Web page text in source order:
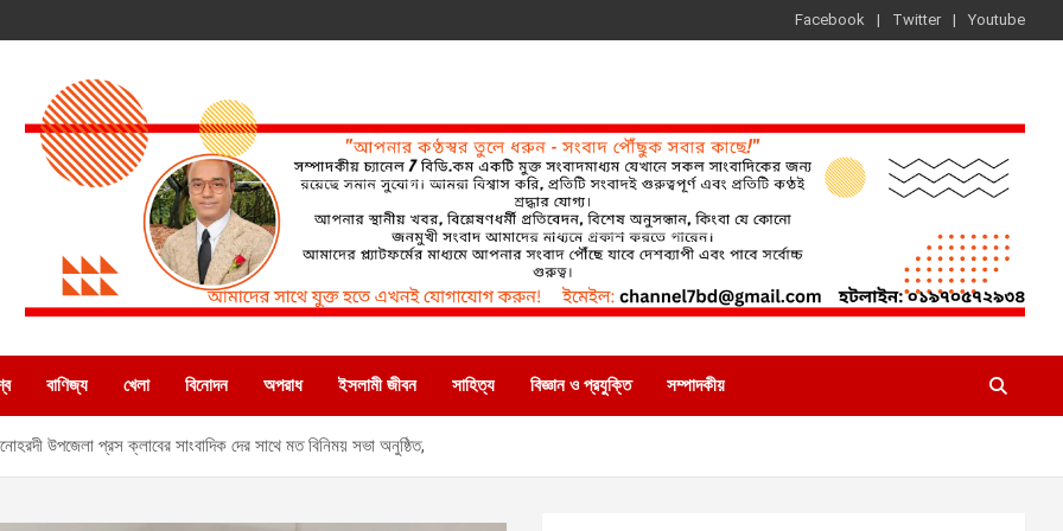
Facebook Twitter Youtube
বাণিজ্য খেলা বিনোদন অপরাধ ইসলামী জীবন সাহিত্য বিজ্ঞান ও প্রযুক্তি সম্পাদকীয়
উপজেলা প্রস ক্লাবের সাংবাদিক দের সাথে মত বিনিময় সভা অনুষ্ঠিত,